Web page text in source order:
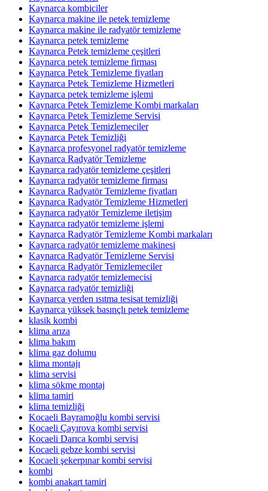
Kaynarca kombiciler
Kaynarca makine ile petek temizleme
Kaynarca makine ile radyatör temizleme
Kaynarca petek temizleme
Kaynarca Petek temizleme çeşitleri
Kaynarca petek temizleme firması
Kaynarca Petek Temizleme fiyatları
Kaynarca Petek Temizleme Hizmetleri
Kaynarca petek temizleme işlemi
Kaynarca Petek Temizleme Kombi markaları
Kaynarca Petek Temizleme Servisi
Kaynarca Petek Temizlemeciler
Kaynarca Petek Temizliği
Kaynarca profesyonel radyatör temizleme
Kaynarca Radyatör Temizleme
Kaynarca radyatör temizleme çeşitleri
Kaynarca radyatör temizleme firması
Kaynarca Radyatör Temizleme fiyatları
Kaynarca Radyatör Temizleme Hizmetleri
Kaynarca radyatör Temizleme iletişim
Kaynarca radyatör temizleme işlemi
Kaynarca Radyatör Temizleme Kombi markaları
Kaynarca radyatör temizleme makinesi
Kaynarca Radyatör Temizleme Servisi
Kaynarca Radyatör Temizlemeciler
Kaynarca radyatör temizlemecisi
Kaynarca radyatör temizliği
Kaynarca yerden ısıtma tesisat temizliği
Kaynarca yüksek basınçlı petek temizleme
klasik kombi
klima arıza
klima bakım
klima gaz dolumu
klima montajı
klima servisi
klima sökme montaj
klima tamiri
klima temizliği
Kocaeli Bayramoğlu kombi servisi
Kocaeli Çayırova kombi servisi
Kocaeli Darıca kombi servisi
Kocaeli gebze kombi servisi
Kocaeli şekerpınar kombi servisi
kombi
kombi anakart tamiri